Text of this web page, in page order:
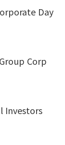
Day
Corp
Investors